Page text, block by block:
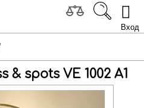
Вход
& spots VE 1002 A1